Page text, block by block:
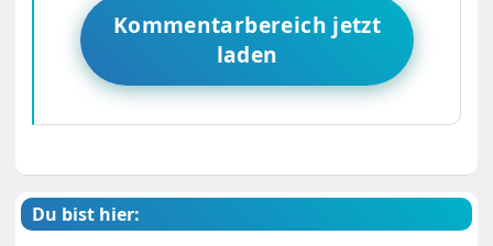
Kommentarbereich jetzt
laden
Du bist hier: